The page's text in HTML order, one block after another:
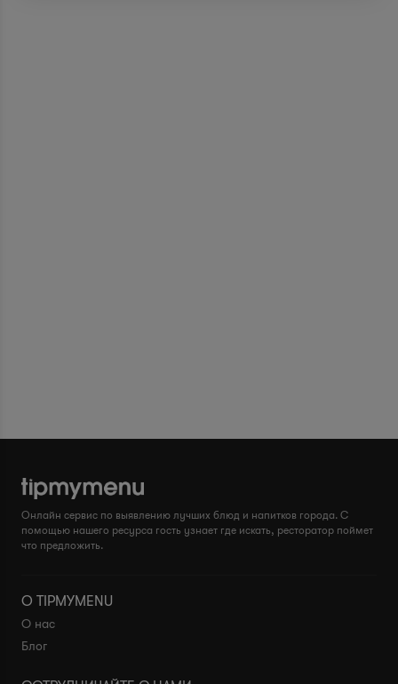
Онлайн сервис по выявлению лучших блюд и напитков города. С
помощью нашего ресурса гость узнает где искать, ресторатор поймет
что предложить.
О TIPMYMENU
О нас
Блог